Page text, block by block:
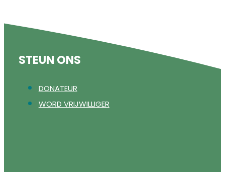
STEUN ONS
DONATEUR
WORD VRIJWILLIGER